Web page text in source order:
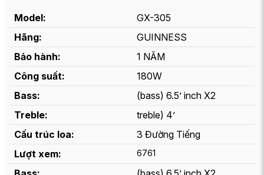
Model:
GX-305
Hãng:
GUINNESS
Bảo hành:
1 NĂM
Công suất:
180W
Bass:
(bass) 6.5’ inch X2
Treble:
treble) 4’
Cấu trúc loa:
3 Đường Tiếng
Lượt xem:
6761